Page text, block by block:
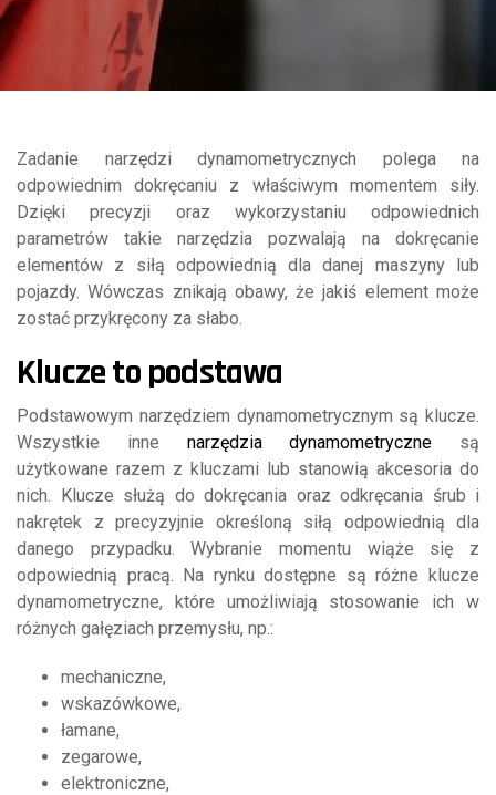
Zadanie narzędzi dynamometrycznych polega na
odpowiednim dokręcaniu z właściwym momentem siły.
Dzięki precyzji oraz wykorzystaniu odpowiednich
parametrów takie narzędzia pozwalają na dokręcanie
elementów z siłą odpowiednią dla danej maszyny lub
pojazdy. Wówczas znikają obawy, że jakiś element może
zostać przykręcony za słabo.
Klucze to podstawa
Podstawowym narzędziem dynamometrycznym są klucze.
Wszystkie inne narzędzia dynamometryczne są
użytkowane razem z kluczami lub stanowią akcesoria do
nich. Klucze służą do dokręcania oraz odkręcania śrub i
nakrętek z precyzyjnie określoną siłą odpowiednią dla
danego przypadku. Wybranie momentu wiąże się z
odpowiednią pracą. Na rynku dostępne są różne klucze
dynamometryczne, które umożliwiają stosowanie ich w
różnych gałęziach przemysłu, np.:
mechaniczne,
wskazówkowe,
łamane,
zegarowe,
elektroniczne,